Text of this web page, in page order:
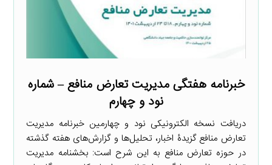
خبرنامه هفتگی مدیریت تعارض منافع – شماره
نود و چهارم
دریافت نسخه الکترونیکی نود و چهارمین خبرنامه مدیریت
تعارض منافع گزیدۀ اخبار، تحلیل‌ها و گزارش‌های هفته گذشته
در حوزه تعارض منافع به این شرح است: بخشنامه مدیریت